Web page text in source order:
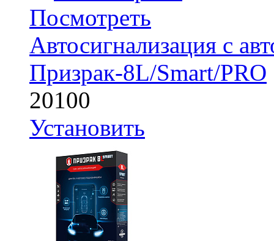
Посмотреть
Автосигнализация с
Призрак-8L/Smart/PRO
20100
Установить